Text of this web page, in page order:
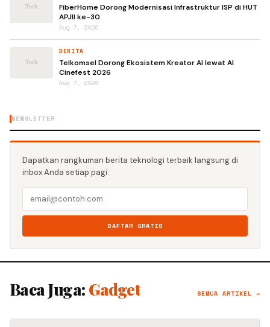
FiberHome Dorong Modernisasi Infrastruktur ISP di HUT
APJII ke-30
Aug 7, 2026
BERITA
Telkomsel Dorong Ekosistem Kreator AI lewat AI
Cinefest 2026
Aug 7, 2026
NEWSLETTER
Dapatkan rangkuman berita teknologi terbaik langsung di
inbox Anda setiap pagi.
DAFTAR GRATIS
Baca Juga: Gadget SEMUA ARTIKEL →